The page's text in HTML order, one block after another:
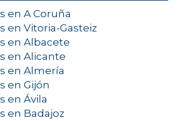
en A Coruña
en Vitoria-Gasteiz
en Albacete
en Alicante
en Almería
en Gijón
en Ávila
en Badajoz